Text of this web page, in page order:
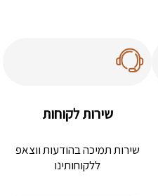
שירות לקוחות
שירות תמיכה בהודעות ווצאפ
ללקוחותינו